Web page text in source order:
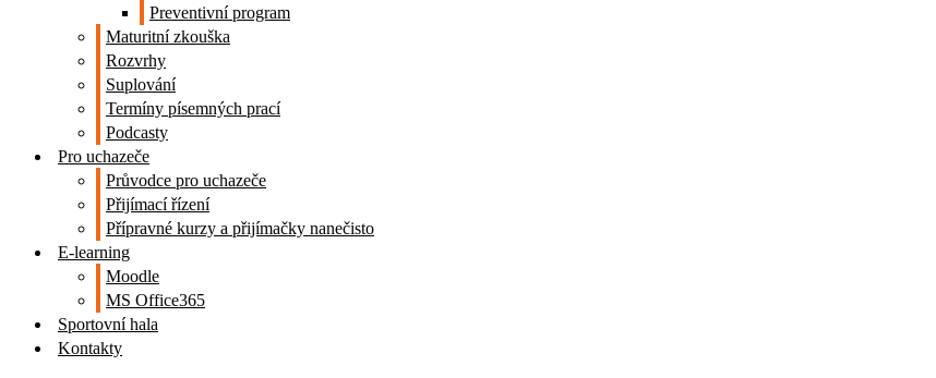
Preventivní program
Maturitní zkouška
Rozvrhy
Suplování
Termíny písemných prací
Podcasty
Pro uchazeče
Průvodce pro uchazeče
Přijímací řízení
Přípravné kurzy a přijímačky nanečisto
E-learning
Moodle
MS Office365
Sportovní hala
Kontakty